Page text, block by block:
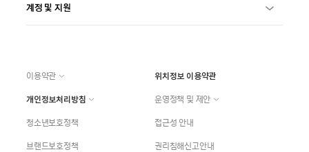
계정 및 지원
이용약관
위치정보 이용약관
개인정보처리방침
운영정책 및 제안
청소년보호정책
접근성 안내
브랜드보호정책
권리침해신고안내